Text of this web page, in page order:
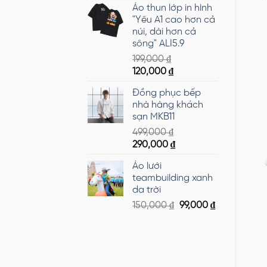
là:
300,000 ₫.
tại
là:
199,000 ₫.
Áo thun lớp in hình
"Yêu A1 cao hơn cả
núi, dài hơn cả
sông" ALI5.9
199,000₫
Giá
là:
199,000 ₫.
120,000 ₫Giá
tại
là:
120,000 ₫.
Đồng phục bếp
nhà hàng khách
sạn MKB11
499,000₫
Giá
là:
499,000 ₫.
290,000 ₫Giá
là:
Áo lưới
teambuilding xanh
da trời
150,000₫ Giá
99,000 ₫Giá